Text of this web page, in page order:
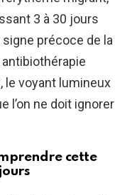
3 à 30 jours
précoce de la
le voyant lumineux
l’on ne doit ignorer
cette